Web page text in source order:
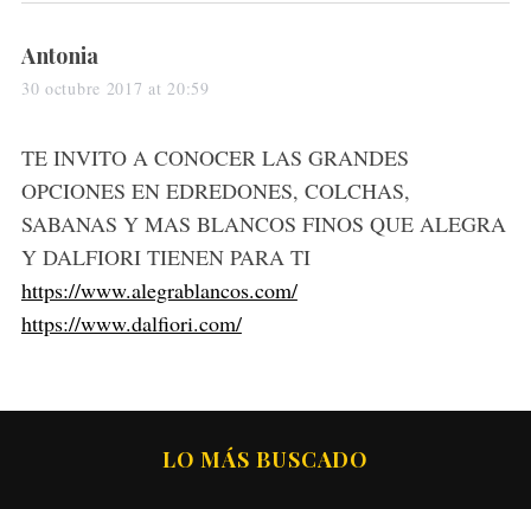
s
a
s
:
Antonia
30 octubre 2017 at 20:59
TE INVITO A CONOCER LAS GRANDES
OPCIONES EN EDREDONES, COLCHAS,
SABANAS Y MAS BLANCOS FINOS QUE ALEGRA
Y DALFIORI TIENEN PARA TI
https://www.alegrablancos.com/
https://www.dalfiori.com/
LO MÁS BUSCADO